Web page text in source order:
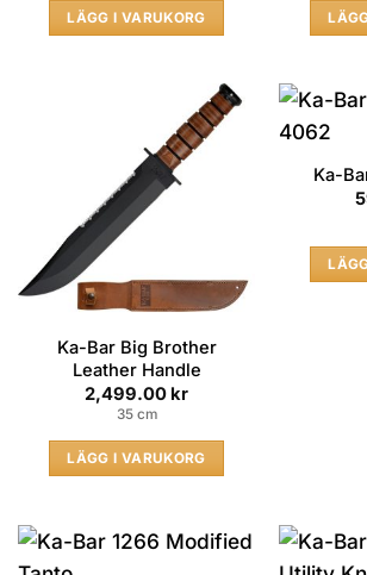
LÄGG I VARUKORG
Ka-Bar Big Brother
Leather Handle
2,499.00 kr
35 cm
LÄGG I VARUKORG
Ka-